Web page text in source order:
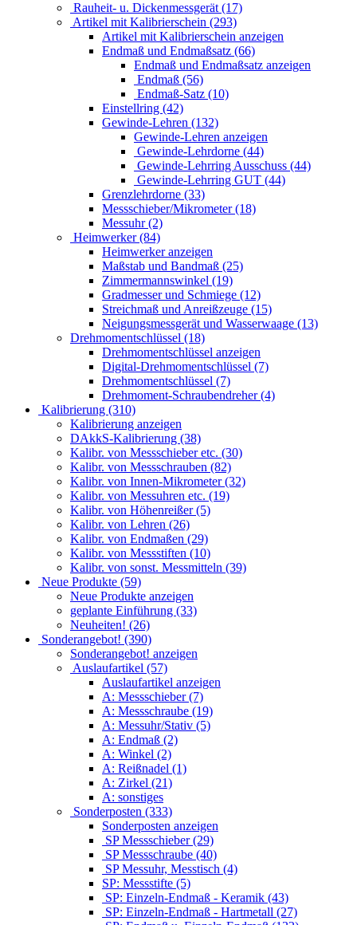
Rauheit- u. Dickenmessgerät (17)
Artikel mit Kalibrierschein (293)
Artikel mit Kalibrierschein anzeigen
Endmaß und Endmaßsatz (66)
Endmaß und Endmaßsatz anzeigen
Endmaß (56)
Endmaß-Satz (10)
Einstellring (42)
Gewinde-Lehren (132)
Gewinde-Lehren anzeigen
Gewinde-Lehrdorne (44)
Gewinde-Lehrring Ausschuss (44)
Gewinde-Lehrring GUT (44)
Grenzlehrdorne (33)
Messschieber/Mikrometer (18)
Messuhr (2)
Heimwerker (84)
Heimwerker anzeigen
Maßstab und Bandmaß (25)
Zimmermannswinkel (19)
Gradmesser und Schmiege (12)
Streichmaß und Anreißzeuge (15)
Neigungsmessgerät und Wasserwaage (13)
Drehmomentschlüssel (18)
Drehmomentschlüssel anzeigen
Digital-Drehmomentschlüssel (7)
Drehmomentschlüssel (7)
Drehmoment-Schraubendreher (4)
Kalibrierung (310)
Kalibrierung anzeigen
DAkkS-Kalibrierung (38)
Kalibr. von Messschieber etc. (30)
Kalibr. von Messschrauben (82)
Kalibr. von Innen-Mikrometer (32)
Kalibr. von Messuhren etc. (19)
Kalibr. von Höhenreißer (5)
Kalibr. von Lehren (26)
Kalibr. von Endmaßen (29)
Kalibr. von Messstiften (10)
Kalibr. von sonst. Messmitteln (39)
Neue Produkte (59)
Neue Produkte anzeigen
geplante Einführung (33)
Neuheiten! (26)
Sonderangebot! (390)
Sonderangebot! anzeigen
Auslaufartikel (57)
Auslaufartikel anzeigen
A: Messschieber (7)
A: Messschraube (19)
A: Messuhr/Stativ (5)
A: Endmaß (2)
A: Winkel (2)
A: Reißnadel (1)
A: Zirkel (21)
A: sonstiges
Sonderposten (333)
Sonderposten anzeigen
SP Messschieber (29)
SP Messschraube (40)
SP Messuhr, Messtisch (4)
SP: Messstifte (5)
SP: Einzeln-Endmaß - Keramik (43)
SP: Einzeln-Endmaß - Hartmetall (27)